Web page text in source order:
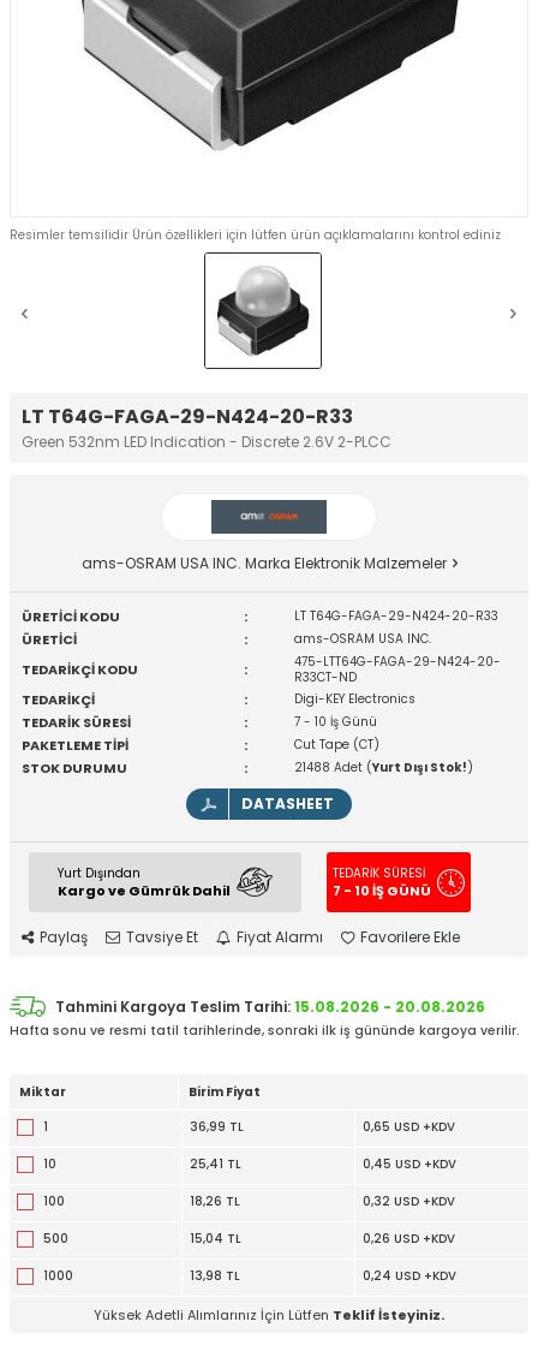
LT T64G-FAGA-29-N424-20-R33
Green 532nm LED Indication - Discrete 2.6V 2-PLCC
Resimler temsilidir Ürün özellikleri için lütfen ürün açıklamalarını kontrol ediniz
ams-OSRAM USA INC. Marka Elektronik Malzemeler
ÜRETİCİ KODU : LT T64G-FAGA-29-N424-20-R33
ÜRETİCİ : ams-OSRAM USA INC.
TEDARİKÇİ KODU :
475-LTT64G-FAGA-29-N424-20-
R33CT-ND
TEDARİKÇİ : Digi-KEY Electronics
TEDARİK SÜRESİ : 7 - 10 İş Günü
PAKETLEME TİPİ : Cut Tape (CT)
STOK DURUMU : 21488 Adet (Yurt Dışı Stok!)
DATASHEET
Yurt Dışından
Kargo ve Gümrük Dahil
TEDARİK SÜRESİ
7 - 10 İŞ GÜNÜ
Paylaş Tavsiye Et Fiyat Alarmı Favorilere Ekle
Tahmini Kargoya Teslim Tarihi:15.08.2026 - 20.08.2026
Hafta sonu ve resmi tatil tarihlerinde, sonraki ilk iş gününde kargoya verilir.
Miktar
Birim Fiyat
1
36,99 TL 0,65 USD +KDV
10 25,41 TL 0,45 USD +KDV
100 18,26 TL 0,32 USD +KDV
500 15,04 TL 0,26 USD +KDV
1000 13,98 TL 0,24 USD +KDV
Yüksek Adetli Alımlarınız İçin Lütfen Teklif İsteyiniz.